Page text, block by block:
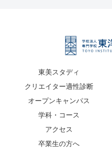
東美スタディ
クリエイター適性診断
オープンキャンパス
学科・コース
アクセス
卒業生の方へ